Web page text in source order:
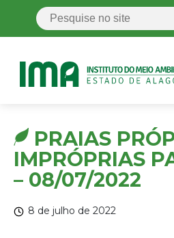
PRAIAS
IMPRÓPRIAS
– 08/07/2022
8 de julho de 2022